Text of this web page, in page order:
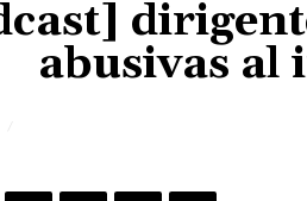
abusivas al